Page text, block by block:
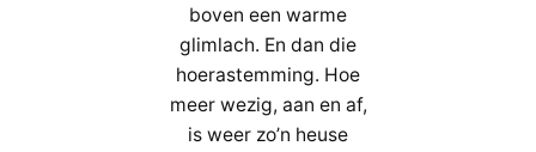
boven een warme
glimlach. En dan die
hoerastemming. Hoe
meer wezig, aan en af,
is weer zo’n heuse